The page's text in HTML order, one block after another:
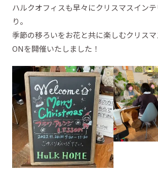
ハルクオフィスも早々にクリスマスイン
り。
季節の移ろいをお花と共に楽しむクリス
ONを開催いたしました！